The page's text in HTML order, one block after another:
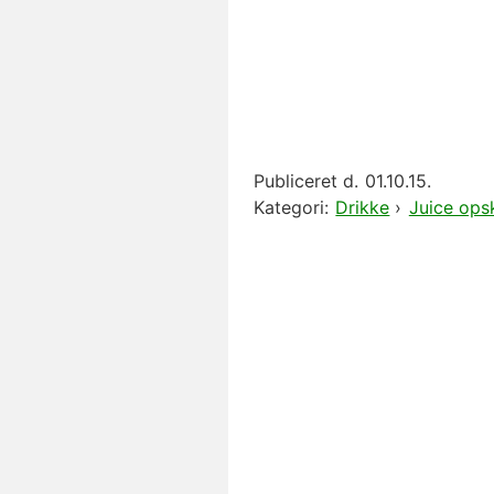
Publiceret d. 01.10.15.
Kategori: Drikke › Juice